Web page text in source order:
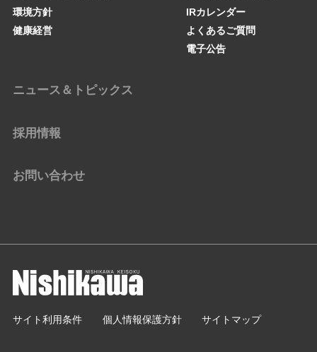
環境方針
健康経営
IRカレンダー
よくあるご質問
電子公告
ニュース＆トピックス
採用情報
お問い合わせ
サイト利用条件 個人情報保護方針 サイトマップ